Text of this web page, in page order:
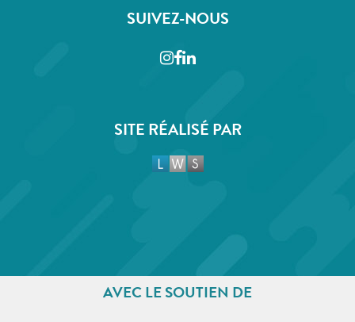
SUIVEZ-NOUS
Instagram
Facebook
LinkedIn
SITE RÉALISÉ PAR
AVEC LE SOUTIEN DE